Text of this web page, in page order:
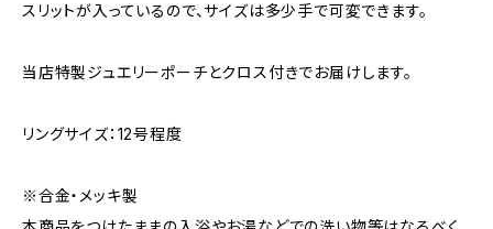
スリットが入っているので、サイズは多少手で可変できます。
当店特製ジュエリーポーチとクロス付きでお届けします。
リングサイズ：12号程度
※合金・メッキ製